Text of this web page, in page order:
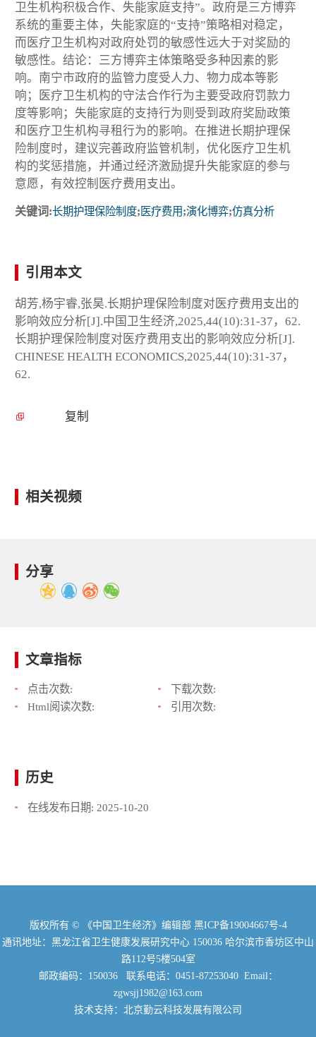
卫生机构积极合作、失能家庭支持”。政府是三方博弈
系统的重要主体，失能家庭的“支持”策略相对稳定，
而医疗卫生机构对政府处罚的敏感性远大于对奖励的
敏感性。结论：三方博弈主体策略受多种因素的影
响。南宁市政府的监管力度受人力、物力成本等影
响；医疗卫生机构的守法合作行为主要受政府罚款力
度等影响；失能家庭的支持行为则受到政府奖励政策
和医疗卫生机构寻租行为的影响。在推进长期护理保
险制度时，建议完善政府监管机制，优化医疗卫生机
构的奖惩措施，并通过经济激励提升失能家庭的参与
意愿，有效控制医疗费用支出。
关键词:长期护理保险制度; 医疗费用;演化博弈;仿真分析
引用本文
胡芳,杨宇睿,张昊.长期护理保险制度对医疗费用支出的
影响效应分析[J].中国卫生经济,2025,44(10):31-37，62.
长期护理保险制度对医疗费用支出的影响效应分析[J].
CHINESE HEALTH ECONOMICS,2025,44(10):31-37，
62.
复制
相关视频
分享
文章指标
点击次数:
下载次数:
Html阅读次数:
引用次数:
历史
在线发布日期: 2025-10-20
版权所有 © 《中国卫生经济》编辑部 黑ICP备19004667号-4
通讯地址：黑龙江省卫生健康发展研究中心 150036 哈尔滨市香坊区中山
路112号5楼504室
邮政编码：150036 联系电话：0451-87253040 Email：
zgwsjj1982@163.com
技术支持：北京勤云科技发展有限公司